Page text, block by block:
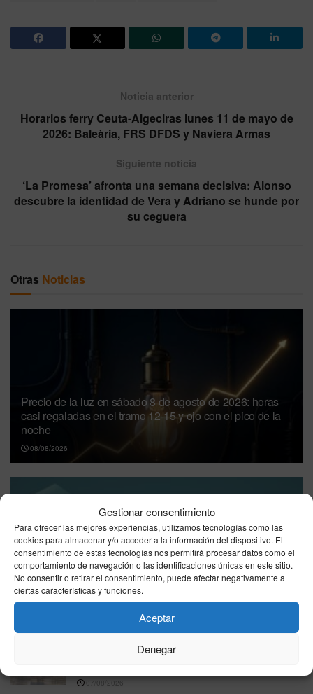
Gestionar consentimiento
Para ofrecer las mejores experiencias, utilizamos tecnologías como las
cookies para almacenar y/o acceder a la información del dispositivo. El
consentimiento de estas tecnologías nos permitirá procesar datos como el
comportamiento de navegación o las identificaciones únicas en este sitio.
No consentir o retirar el consentimiento, puede afectar negativamente a
ciertas características y funciones.
Aceptar
Denegar
Noticia anterior
Horarios ferry Ceuta-Algeciras lunes 11 de mayo de
2026: Baleària, FRS DFDS y Naviera Armas
Siguiente noticia
‘La Promesa’ afronta una semana decisiva: Alonso
descubre la identidad de Vera y Adriano se hunde por
su ceguera
Otras Noticias
Precio de la luz en sábado 8 de agosto de 2026: horas
casi regaladas en el tramo 12-15 y ojo con el pico de la
noche
08/08/2026
precio gasolina Ceuta hoy, sábado 8 de agosto de 2026:
dónde está más barata
IBEX 35 a la baja este viernes 7 de agosto de
07/08/2026